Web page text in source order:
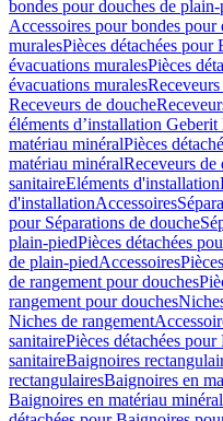
bondes pour douches de plain-
Accessoires pour bondes
muralesPièces détachées pour
évacuations muralesPièces
évacuations murales
Receveurs de douche
éléments d’installation
matériau minéralPièces
matériau minéralReceveurs
sanitaireEléments d'installation
d'installationAccessoires
pour Séparations de douche
plain-piedPièces détachées
de plain-piedAccessoires
de rangement pour douches
rangement pour douches
Niches de rangement
sanitairePièces détachées
sanitaireBaignoires
rectangulairesBaignoires en
Baignoires en matériau minéral